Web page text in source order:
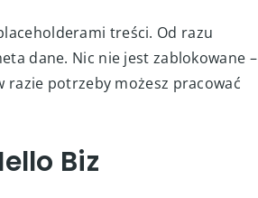
treści. Od razu
dane. Nic nie jest zablokowane –
razie potrzeby możesz pracować
Biz